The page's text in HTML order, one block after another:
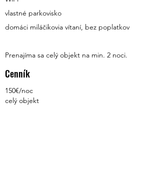
vlastné parkovisko
domáci miláčikovia vítaní, bez poplatkov
Prenajíma sa celý objekt na min. 2 noci.
Cenník
150€/noc
celý objekt